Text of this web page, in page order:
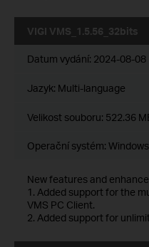
VIGI VMS_1.5.56_32bits
Datum vydání: 2024-08-08
Jazyk: Multi-language
Velikost souboru: 522.36
Operační systém:
New features and
1. Added support for the
VMS PC Client.
2. Added support for